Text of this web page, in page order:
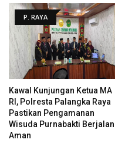
P. RAYA
Kawal Kunjungan Ketua MA
RI, Polresta Palangka Raya
Pastikan Pengamanan
Wisuda Purnabakti Berjalan
Aman